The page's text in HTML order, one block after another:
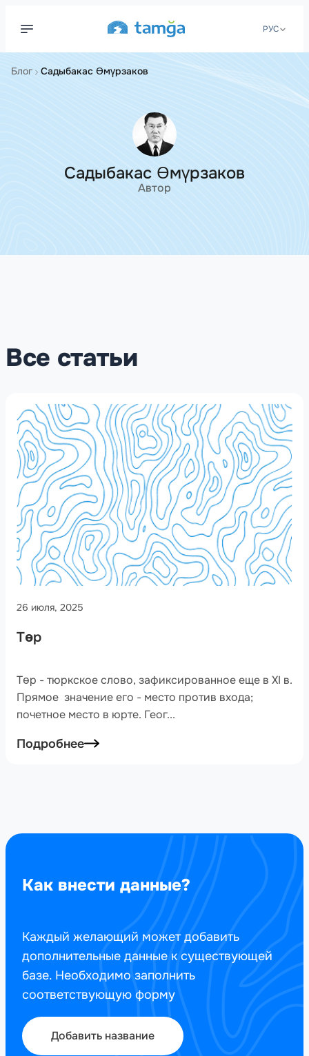
РУС
Блог Садыбакас Өмүрзаков
Садыбакас Өмүрзаков
Автор
Все статьи
26 июля, 2025
Төр
Төр - тюркское слово, зафиксированное еще в XI в.
Прямое значение его - место против входа;
почетное место в юрте. Геог...
Подробнее
Как внести данные?
Каждый желающий может добавить
дополнительные данные к существующей
базе. Необходимо заполнить
соответствующую форму
Добавить название